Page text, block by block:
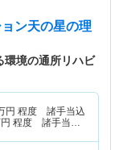
ン天の星の理
環境の通所リハビ
円 程度 諸手当込
程度 諸手当